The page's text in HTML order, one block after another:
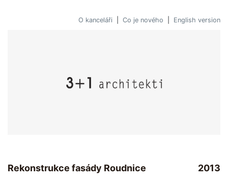
O kanceláři Co je nového English version
2013
Rekonstrukce fasády Roudnice